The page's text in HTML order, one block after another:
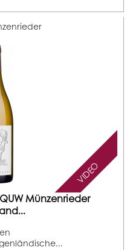
VIDEO
Münzenrieder